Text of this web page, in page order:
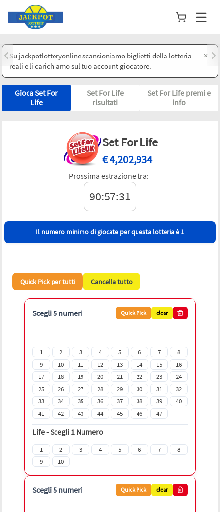
Su jackpotlotteryonline scansioniamo biglietti della lotteria
reali e li carichiamo sul tuo account giocatore.
×
Gioca Set For
Life
Set For Life
risultati
Set For Life premi e
info
Set For Life
€4,202,934
Prossima estrazione tra:
90:57:31
Il numero minimo di giocate per questa lotteria è 1
Quick Pick per tutti Cancella tutto
Scegli 5 numeri Quick Pick clear
1 2 3 4 5 6 7
8
9
10 11 12 13 14 15
16
17
18 19 20 21 22 23
24
25
26 27 28 29 30 31
32
33
34 35 36 37 38 39
40
41
42 43 44 45 46 47
Life-Scegli 1 Numero
1 2 3 4 5 6 7
8
9
10
Scegli 5 numeri Quick Pick clear